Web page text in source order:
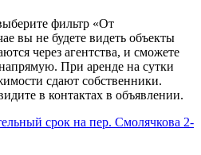
фильтр «От
вы не будете видеть объекты
через агентства, и сможете
При аренде на сутки
сдают собственники.
в контактах в объявлении.
срок на пер. Смолячкова 2-